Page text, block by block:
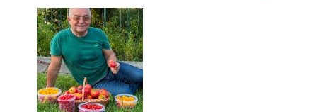
nu poate oferi această satisfacție”